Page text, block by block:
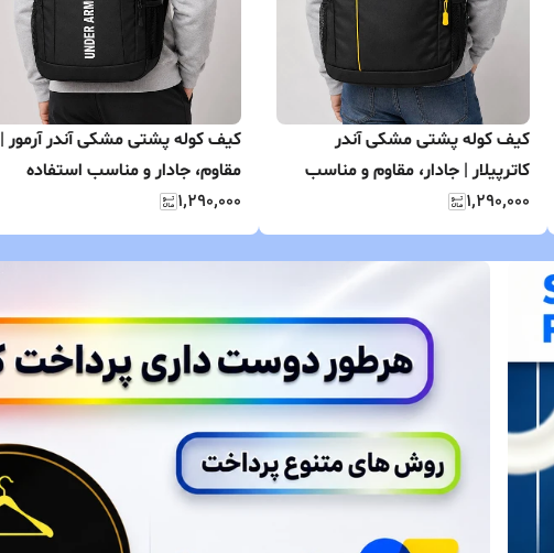
کیف کوله پشتی مشکی آندر
کاترپیلار | جادار، مقاوم و مناسب
استفاده روزانه
۱٬۲۹۰٬۰۰۰
کیف کوله پشتی مشکی آندر آرمور |
مقاوم، جادار و مناسب استفاده
روزانه
۱٬۲۹۰٬۰۰۰